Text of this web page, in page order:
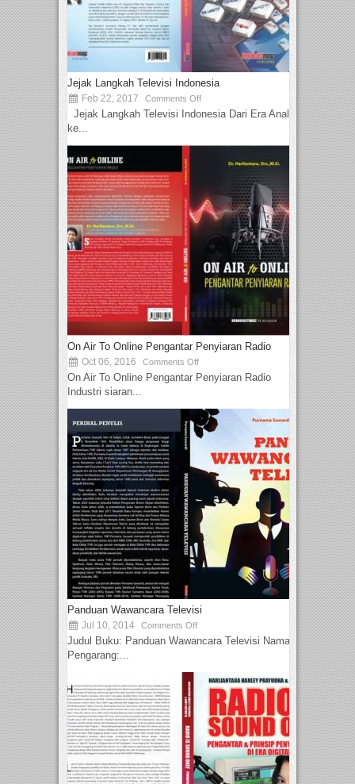
Jejak Langkah Televisi Indonesia
Feb 22, 2017 Comments Off
Jejak Langkah Televisi Indonesia Dari Era Analog
ke...
On Air To Online Pengantar Penyiaran Radio
Oct 06, 2016 Comments Off
On Air To Online Pengantar Penyiaran Radio
Industri siaran...
Panduan Wawancara Televisi
Jul 10, 2014 Comments Off
Judul Buku: Panduan Wawancara Televisi Nama
Pengarang:...